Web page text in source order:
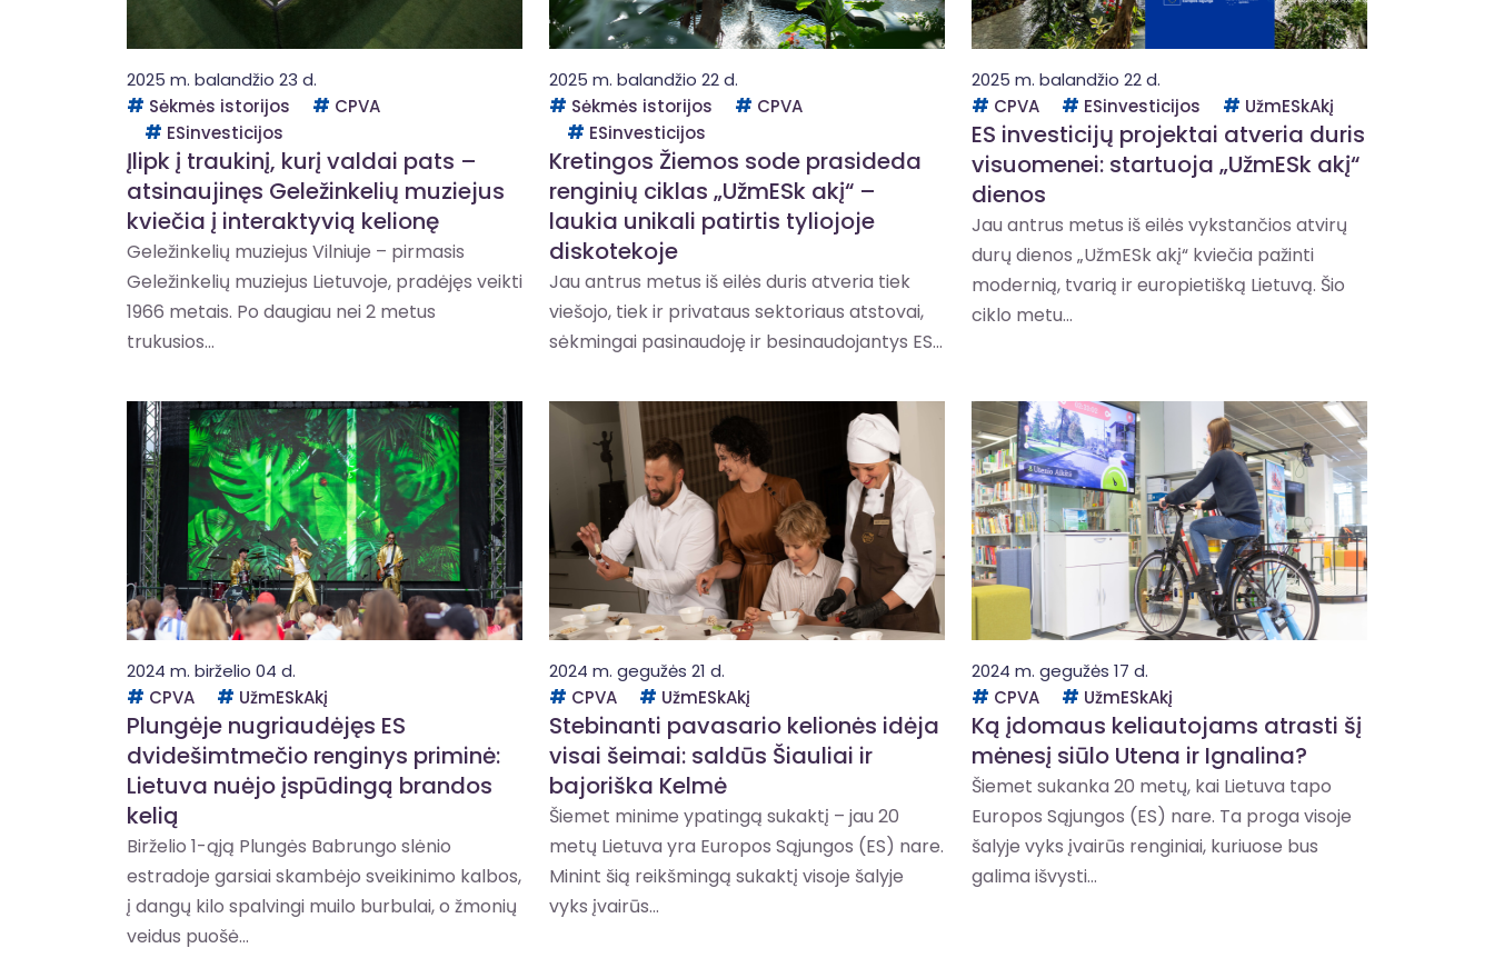
2025 m. balandžio 23 d.
Sėkmės istorijos
CPVA
ESinvesticijos
Įlipk į traukinį, kurį valdai pats –
atsinaujinęs Geležinkelių muziejus
kviečia į interaktyvią kelionę
Geležinkelių muziejus Vilniuje – pirmasis
Geležinkelių muziejus Lietuvoje, pradėjęs veikti
1966 metais. Po daugiau nei 2 metus
trukusios...
2025 m. balandžio 22 d.
Sėkmės istorijos
CPVA
ESinvesticijos
Kretingos Žiemos sode prasideda
renginių ciklas „UžmESk akį“ –
laukia unikali patirtis tyliojoje
diskotekoje
Jau antrus metus iš eilės duris atveria tiek
viešojo, tiek ir privataus sektoriaus atstovai,
sėkmingai pasinaudoję ir besinaudojantys ES...
2025 m. balandžio 22 d.
CPVA
ESinvesticijos UžmESkAkį
ES investicijų projektai atveria duris
visuomenei: startuoja „UžmESk akį“
dienos
Jau antrus metus iš eilės vykstančios atvirų
durų dienos „UžmESk akį“ kviečia pažinti
modernią, tvarią ir europietišką Lietuvą. Šio
ciklo metu...
2024 m. birželio 04 d.
CPVA
UžmESkAkį
Plungėje nugriaudėjęs ES
dvidešimtmečio renginys priminė:
Lietuva nuėjo įspūdingą brandos
kelią
Birželio 1-ąją Plungės Babrungo slėnio
estradoje garsiai skambėjo sveikinimo kalbos,
į dangų kilo spalvingi muilo burbulai, o žmonių
veidus puošė...
2024 m. gegužės 21 d.
CPVA
UžmESkAkį
Stebinanti pavasario kelionės idėja
visai šeimai: saldūs Šiauliai ir
bajoriška Kelmė
Šiemet minime ypatingą sukaktį – jau 20
metų Lietuva yra Europos Sąjungos (ES) nare.
Minint šią reikšmingą sukaktį visoje šalyje
vyks įvairūs...
2024 m. gegužės 17 d.
CPVA
UžmESkAkį
Ką įdomaus keliautojams atrasti šį
mėnesį siūlo Utena ir Ignalina?
Šiemet sukanka 20 metų, kai Lietuva tapo
Europos Sąjungos (ES) nare. Ta proga visoje
šalyje vyks įvairūs renginiai, kuriuose bus
galima išvysti...